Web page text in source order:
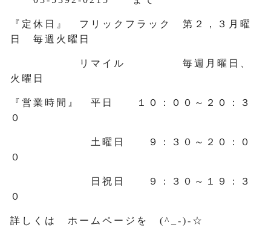
『定休日』 フリックフラック 第２，３月曜
日 毎週火曜日
リマイル 毎週月曜日、
火曜日
『営業時間』 平日 １０：００～２０：３
０
土曜日 ９：３０～２０：０
０
日祝日 ９：３０～１９：３
０
詳しくは ホームページを (^_-)-☆